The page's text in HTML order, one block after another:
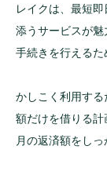
レイクは、最短
添うサービスが
手続きを行えるた
かしこく利用す
額だけを借りる
月の返済額をしっ